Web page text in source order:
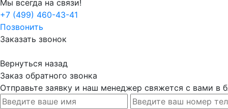
Мы всегда на связи!
+7 (499) 460-43-41
Позвонить
Заказать звонок
Вернуться назад
Заказ обратного звонка
Отправьте заявку и наш менеджер свяжется с вами в